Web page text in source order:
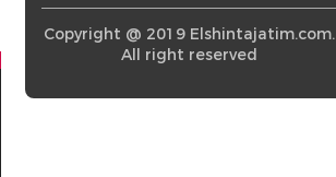
Copyright @ 2019 Elshintajatim.com.
All right reserved